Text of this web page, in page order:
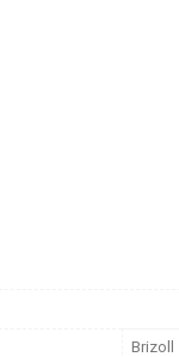
Brizoll